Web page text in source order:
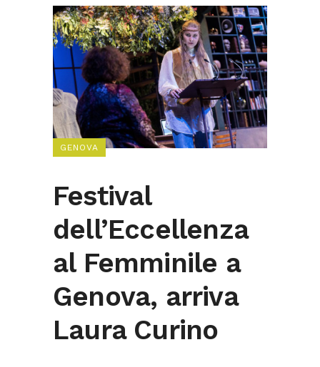
GENOVA
Festival
dell’Eccellenza
al Femminile a
Genova, arriva
Laura Curino